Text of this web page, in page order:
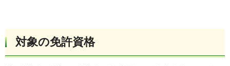
対象の免許資格